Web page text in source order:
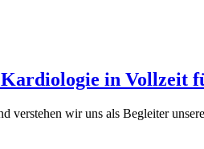
in Vollzeit
wir uns als Begleiter